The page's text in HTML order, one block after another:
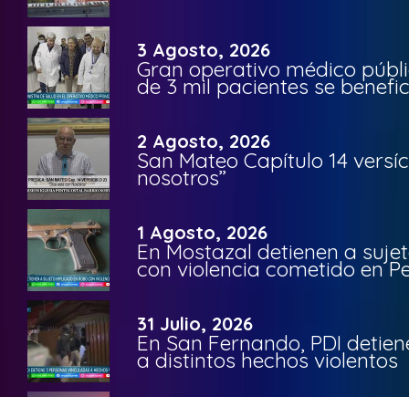
3 Agosto, 2026
Gran operativo médico
de 3 mil pacientes se
2 Agosto, 2026
San Mateo Capítulo 14
nosotros”
1 Agosto, 2026
En Mostazal detienen a
con violencia cometido en
31 Julio, 2026
En San Fernando, PDI
a distintos hechos violentos